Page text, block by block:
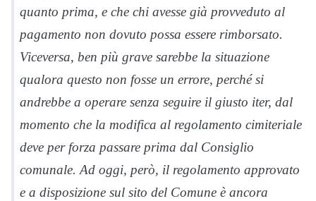
quanto prima, e che chi avesse già provveduto al
pagamento non dovuto possa essere rimborsato.
Viceversa, ben più grave sarebbe la situazione
qualora questo non fosse un errore, perché si
andrebbe a operare senza seguire il giusto iter, dal
momento che la modifica al regolamento cimiteriale
deve per forza passare prima dal Consiglio
comunale. Ad oggi, però, il regolamento approvato
e a disposizione sul sito del Comune è ancora